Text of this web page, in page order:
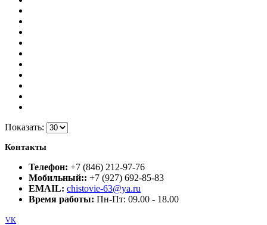
Показать:
Контакты
Телефон: +7 (846) 212-97-76
Мобильный:: +7 (927) 692-85-83
EMAIL: chistovie-63@ya.ru
Время работы: Пн-Пт: 09.00 - 18.00
VK